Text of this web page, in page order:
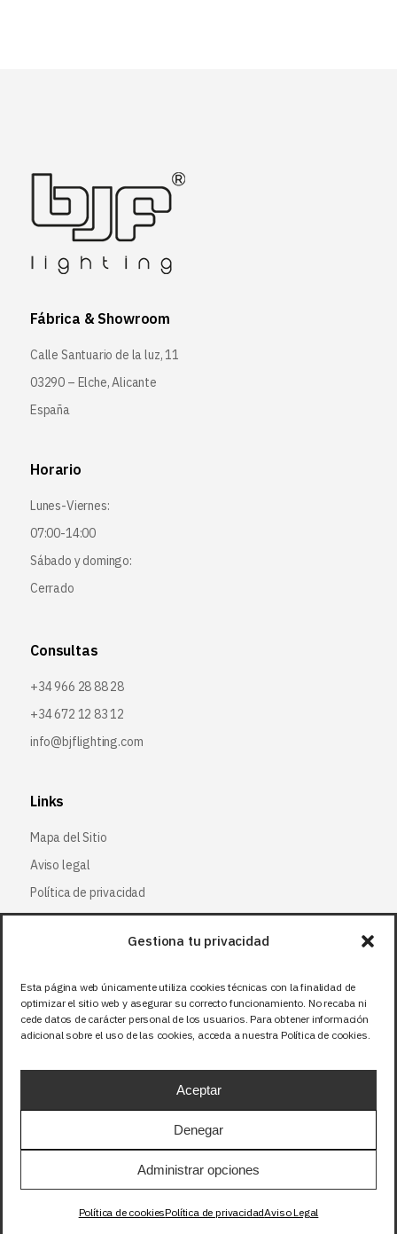
Gestiona tu privacidad
Esta página web únicamente utiliza cookies técnicas con la finalidad de
optimizar el sitio web y asegurar su correcto funcionamiento. No recaba ni
cede datos de carácter personal de los usuarios. Para obtener información
adicional sobre el uso de las cookies, acceda a nuestra Política de cookies.
Aceptar
Denegar
Administrar opciones
Política de cookiesPolítica de privacidadAviso Legal
Fábrica & Showroom
Calle Santuario de la luz, 11
03290 – Elche, Alicante
España
Horario
Lunes-Viernes:
07:00-14:00
Sábado y domingo:
Cerrado
Consultas
+34 966 28 88 28
+34 672 12 83 12
info@bjflighting.com
Links
Mapa del Sitio
Aviso legal
Política de privacidad
Política de cookies
Síguenos
Facebook
X (Twitter)
Instagram
Precios sin IVA (21%). Tasa RAEE incluida en
aquellos productos que corresponda.